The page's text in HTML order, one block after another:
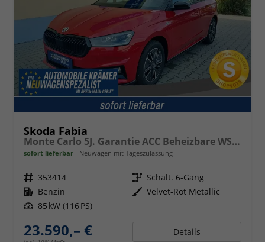
Skoda Fabia
Monte Carlo 5J. Garantie ACC Beheizbare WS Doppelter Kofferraumboden Klimaauto 16 Zoll LM Bi-LED Kamera Kessy
sofort lieferbar Neuwagen mit Tageszulassung
Fahrzeugnr. 353414 Getriebe Schalt. 6-Gang
Kraftstoff Benzin Außenfarbe Velvet-Rot Metallic
Leistung 85 kW (116 PS)
23.590,– € Details